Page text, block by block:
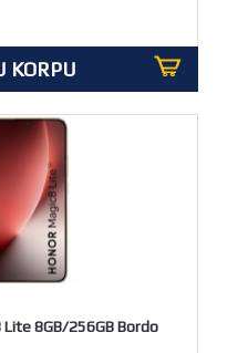
KORPU
8GB/256GB Bordo